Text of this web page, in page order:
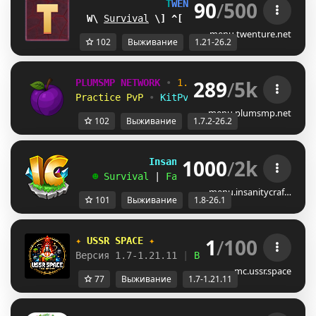
TWEN UR E
[1.21-26.2]
AC
Survival MX M] OneBlock GC ST Earth
90/500
menu.twenture.net
102 Выживание 1.21-26.2
PLUMSMP NETWORK • 1.7.2 ➜ 26.2
Practice PvP
• KitPvP • Lifesteal
289/5k
menu.plumsmp.net
102 Выживание 1.7.2-26.2
InsanityCraft || 1.8 - 26.1
☻ Survival Factions | Skyblock
1000/2k
menu.insanitycraf…
101 Выживание 1.8-26.1
✦ USSR SPACE ✦
Версия 1.7-1.21.11
Выживание | Приваты
1/100
mc.ussr.space
77 Выживание 1.7-1.21.11